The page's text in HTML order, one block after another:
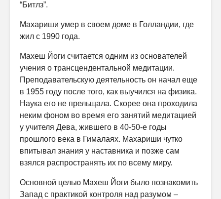
“Битлз”.
Махариши умер в своем доме в Голландии, где
жил с 1990 года.
Махеш Йоги считается одним из основателей
учения о трансцендентальной медитации.
Преподавательскую деятельность он начал еще
в 1955 году после того, как выучился на физика.
Наука его не прельщала. Скорее она проходила
неким фоном во время его занятий медитацией
у учителя Дева, жившего в 40-50-е годы
прошлого века в Гималаях. Махариши чутко
впитывал знания у наставника и позже сам
взялся распространять их по всему миру.
Основной целью Махеш Йоги было познакомить
Запад с практикой контроля над разумом –